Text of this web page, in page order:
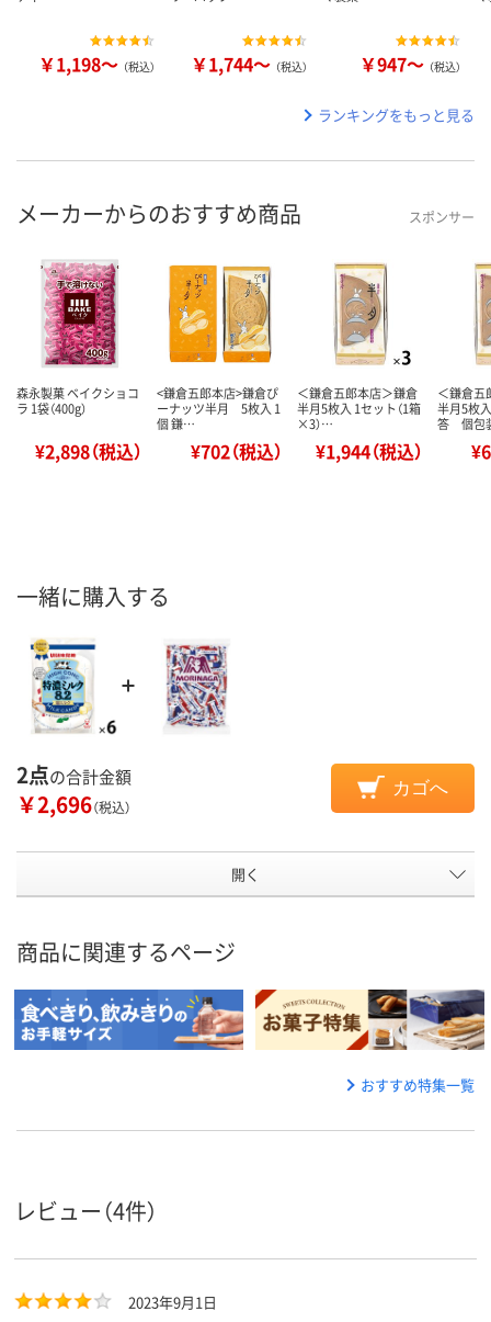
￥1,198～ （税込） ￥1,744～ （税込） ￥947～ （税込）
ランキングをもっと見る
メーカーからのおすすめ商品 スポンサー
森永製菓 ベイクショコ
ラ 1袋（400g）
¥2,898（税込）
<鎌倉五郎本店>鎌倉ぴ
ーナッツ半月 5枚入 1
個 鎌…
¥702（税込）
＜鎌倉五郎本店＞鎌倉
半月5枚入 1セット（1箱
×3）…
¥1,944（税込）
＜鎌倉五
半月5枚
答 個
一緒に購入する
2点の合計金額
￥2,696（税込）
カゴへ
開く
商品に関連するページ
おすすめ特集一覧
レビュー（4件）
2023年9月1日